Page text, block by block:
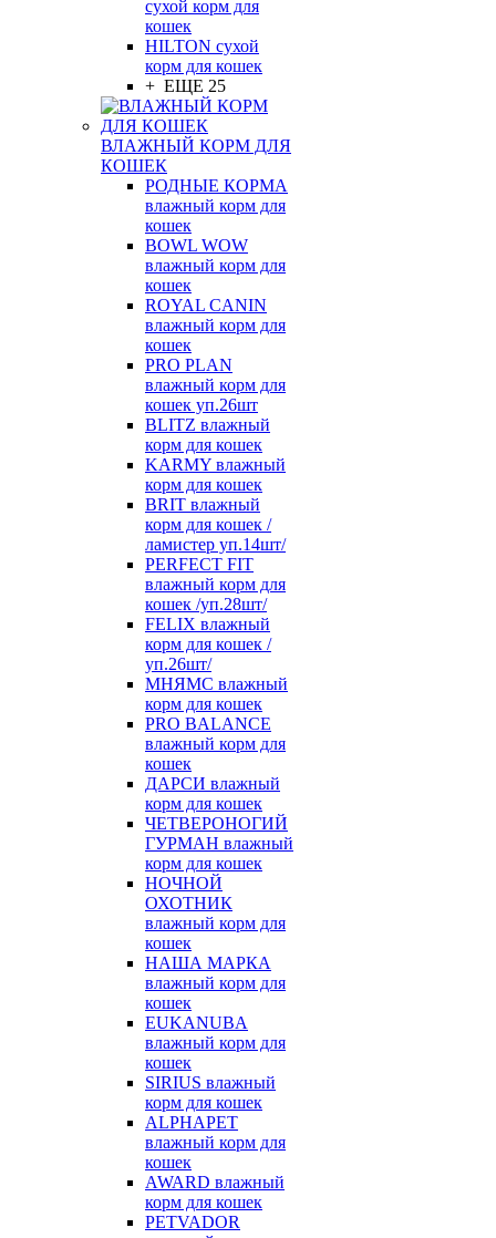
сухой корм для
кошек
HILTON сухой
корм для кошек
+ ЕЩЕ 25
ВЛАЖНЫЙ КОРМ ДЛЯ
КОШЕК
РОДНЫЕ КОРМА
влажный корм для
кошек
BOWL WOW
влажный корм для
кошек
ROYAL CANIN
влажный корм для
кошек
PRO PLAN
влажный корм для
кошек уп.26шт
BLITZ влажный
корм для кошек
KARMY влажный
корм для кошек
BRIT влажный
корм для кошек /
ламистер уп.14шт/
PERFECT FIT
влажный корм для
кошек /уп.28шт/
FELIX влажный
корм для кошек /
уп.26шт/
МНЯМС влажный
корм для кошек
PRO BALANCE
влажный корм для
кошек
ДАРСИ влажный
корм для кошек
ЧЕТВЕРОНОГИЙ
ГУРМАН влажный
корм для кошек
НОЧНОЙ
ОХОТНИК
влажный корм для
кошек
НАША МАРКА
влажный корм для
кошек
EUKANUBA
влажный корм для
кошек
SIRIUS влажный
корм для кошек
ALPHAPET
влажный корм для
кошек
AWARD влажный
корм для кошек
PETVADOR